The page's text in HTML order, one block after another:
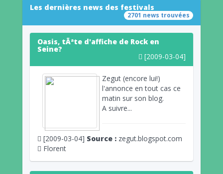
Les dernières news des festivals
2701 news trouvées
Oasis, tÃªte d'affiche de Rock en
Seine?
[2009-03-04]
Zegut (encore lui!)
l'annonce en tout cas ce
matin sur son blog.
A suivre...
[2009-03-04] Source : zegut.blogspot.com
Florent